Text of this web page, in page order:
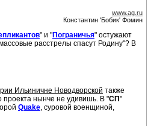
www.ag.ru
Константин 'Бобик' Фомин
" и "Пограничья" остужают
расстрелы спасут Родину"? В
Ильиничне Новодворской также
проекта нынче не удивишь. В "СП"
Quake , суровой военщиной,